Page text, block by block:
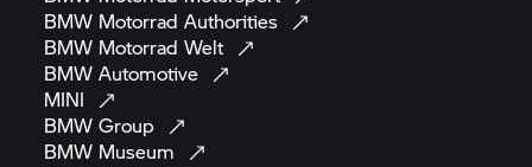
BMW Motorrad Authorities
BMW Motorrad Welt
BMWAutomotive
MINI
BMWGroup
BMW Museum